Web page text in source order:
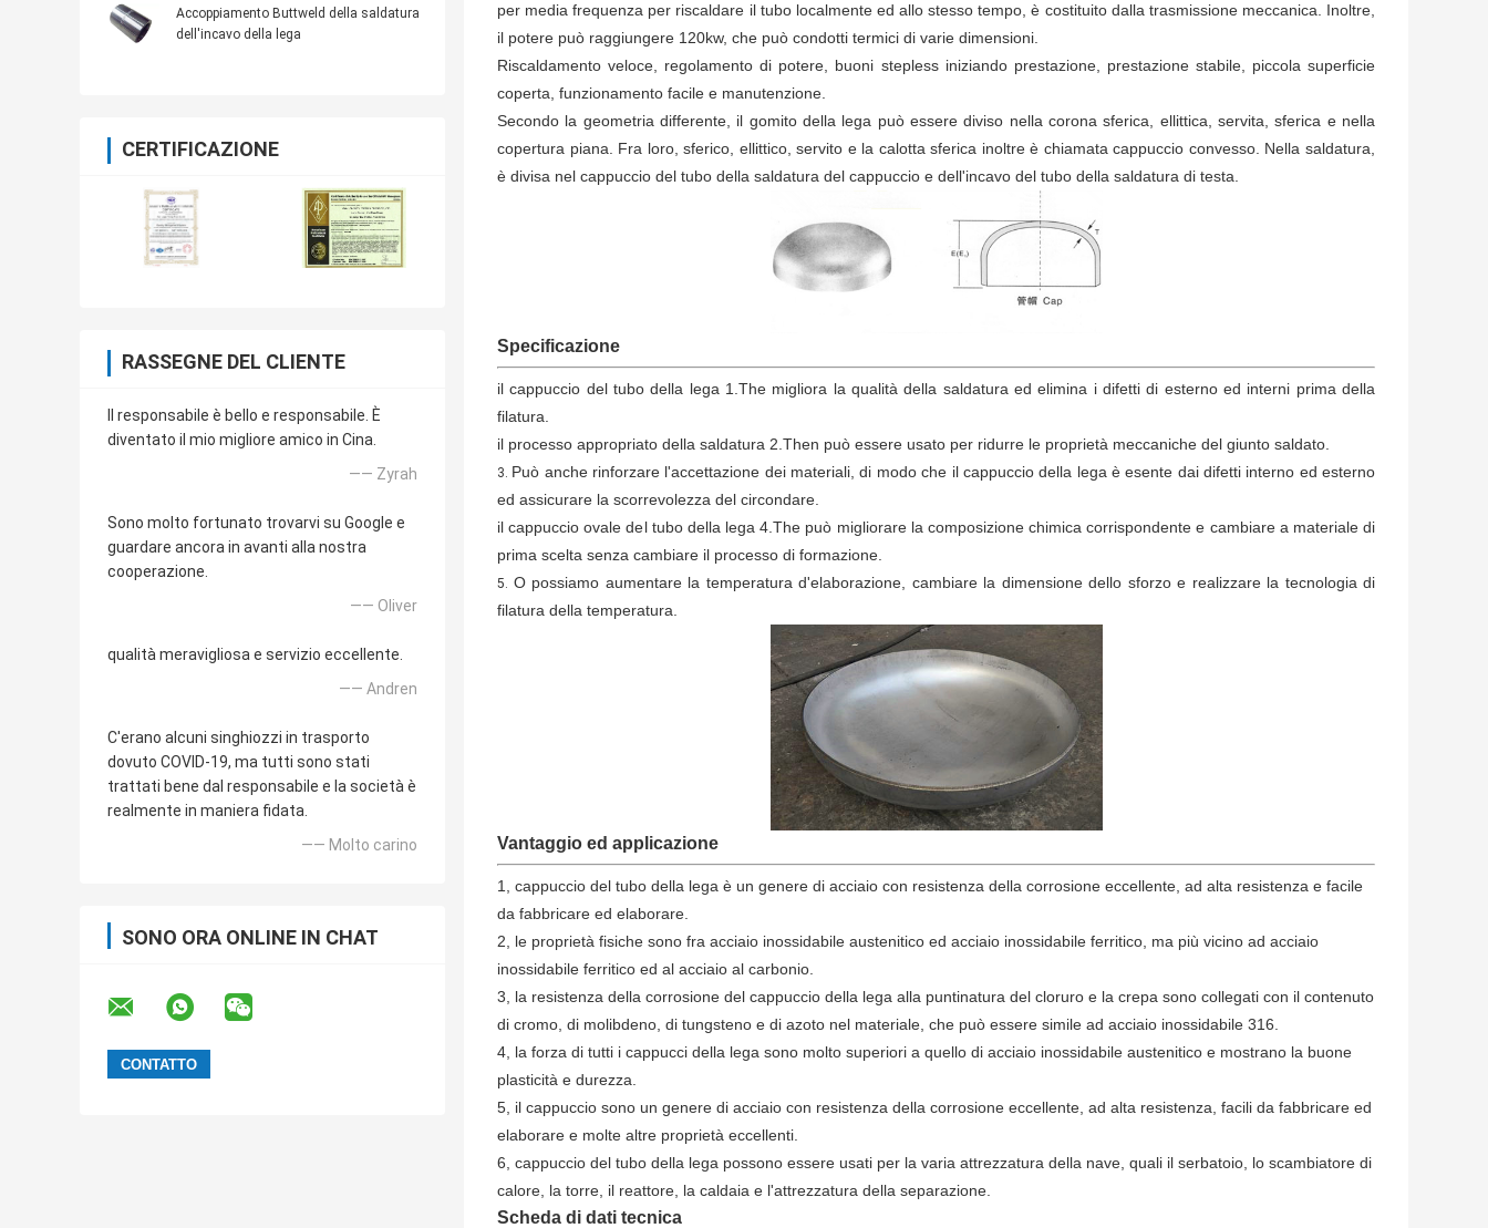
Accoppiamento Buttweld della saldatura
dell'incavo della lega
CERTIFICAZIONE
RASSEGNE DEL CLIENTE
Il responsabile è bello e responsabile. È
diventato il mio migliore amico in Cina.
—— Zyrah
Sono molto fortunato trovarvi su Google e
guardare ancora in avanti alla nostra
cooperazione.
—— Oliver
qualità meravigliosa e servizio eccellente.
—— Andren
C'erano alcuni singhiozzi in trasporto
dovuto COVID-19, ma tutti sono stati
trattati bene dal responsabile e la società è
realmente in maniera fidata.
—— Molto carino
SONO ORA ONLINE IN CHAT
per media frequenza per riscaldare il tubo localmente ed allo stesso tempo, è costituito dalla trasmissione meccanica. Inoltre,
il potere può raggiungere 120kw, che può condotti termici di varie dimensioni.
Riscaldamento veloce, regolamento di potere, buoni stepless iniziando prestazione, prestazione stabile, piccola superficie
coperta, funzionamento facile e manutenzione.
Secondo la geometria differente, il gomito della lega può essere diviso nella corona sferica, ellittica, servita, sferica e nella
copertura piana. Fra loro, sferico, ellittico, servito e la calotta sferica inoltre è chiamata cappuccio convesso. Nella saldatura,
è divisa nel cappuccio del tubo della saldatura del cappuccio e dell'incavo del tubo della saldatura di testa.
Specificazione
il cappuccio del tubo della lega 1.The migliora la qualità della saldatura ed elimina i difetti di esterno ed interni prima della
filatura.
il processo appropriato della saldatura 2.Then può essere usato per ridurre le proprietà meccaniche del giunto saldato.
3. Può anche rinforzare l'accettazione dei materiali, di modo che il cappuccio della lega è esente dai difetti interno ed esterno
ed assicurare la scorrevolezza del circondare.
il cappuccio ovale del tubo della lega 4.The può migliorare la composizione chimica corrispondente e cambiare a materiale di
prima scelta senza cambiare il processo di formazione.
5. O possiamo aumentare la temperatura d'elaborazione, cambiare la dimensione dello sforzo e realizzare la tecnologia di
filatura della temperatura.
Vantaggio ed applicazione
1, cappuccio del tubo della lega è un genere di acciaio con resistenza della corrosione eccellente, ad alta resistenza e facile
da fabbricare ed elaborare.
2, le proprietà fisiche sono fra acciaio inossidabile austenitico ed acciaio inossidabile ferritico, ma più vicino ad acciaio
inossidabile ferritico ed al acciaio al carbonio.
3, la resistenza della corrosione del cappuccio della lega alla puntinatura del cloruro e la crepa sono collegati con il contenuto
di cromo, di molibdeno, di tungsteno e di azoto nel materiale, che può essere simile ad acciaio inossidabile 316.
4, la forza di tutti i cappucci della lega sono molto superiori a quello di acciaio inossidabile austenitico e mostrano la buone
plasticità e durezza.
5, il cappuccio sono un genere di acciaio con resistenza della corrosione eccellente, ad alta resistenza, facili da fabbricare ed
elaborare e molte altre proprietà eccellenti.
6, cappuccio del tubo della lega possono essere usati per la varia attrezzatura della nave, quali il serbatoio, lo scambiatore di
calore, la torre, il reattore, la caldaia e l'attrezzatura della separazione.
Scheda di dati tecnica